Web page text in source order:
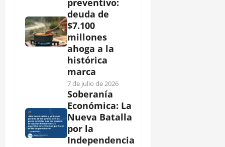
preventivo:
deuda de
$7.100
millones
ahoga a la
histórica
marca
7 de julio de 2026
Soberanía
Económica: La
Nueva Batalla
por la
Independencia